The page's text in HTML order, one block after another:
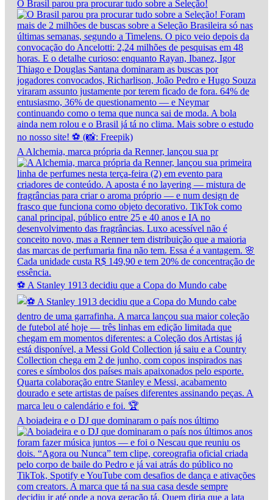
O Brasil parou pra procurar tudo sobre a Seleção!
A Alchemia, marca própria da Renner, lançou sua pr
⚽ A Stanley 1913 decidiu que a Copa do Mundo cabe
A boiadeira e o DJ que dominaram o país nos último